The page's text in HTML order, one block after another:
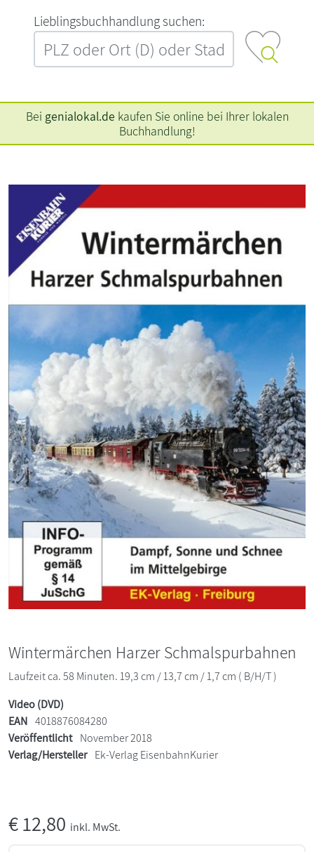
L‍i‍e‍b‍l‍i‍n‍g‍s‍b‍u‍c‍h‍h‍a‍n‍d‍l‍u‍n‍g‍ ‍s‍u‍c‍h‍e‍n‍:‍
Bei genialokal.de kaufen Sie online bei Ihrer lokalen
Buchhandlung!
Wintermärchen Harzer Schmalspurbahnen
Laufzeit ca. 58 Minuten. 19,3 cm / 13,7 cm / 1,7 cm ( B/H/T )
Video (DVD)
EAN 4018876084280
Veröffentlicht November 2018
Verlag/Hersteller Ek-Verlag EisenbahnKurier
€12,80 inkl. MwSt.